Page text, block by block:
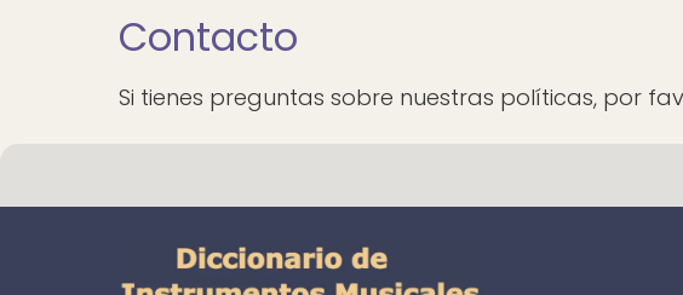
Contacto
Si tienes preguntas sobre nuestras políticas, por